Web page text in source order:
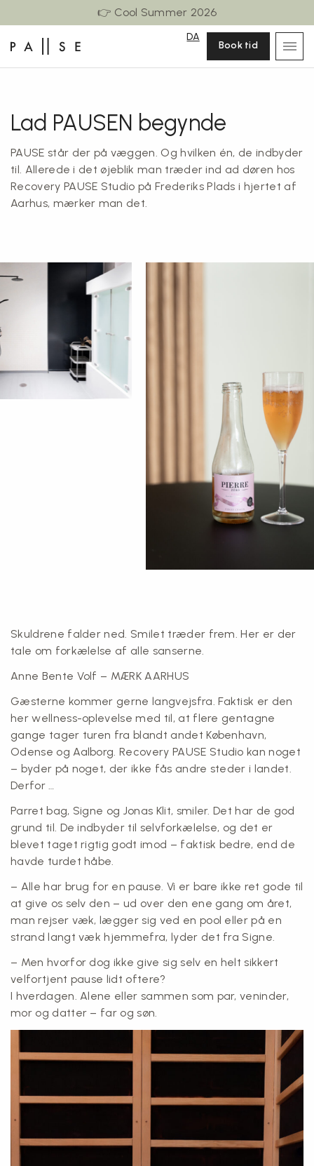
👉 Cool Summer 2026
DA
Book tid
Lad PAUSEN begynde
PAUSE står der på væggen. Og hvilken én, de indbyder
til. Allerede i det øjeblik man træder ind ad døren hos
Recovery PAUSE Studio på Frederiks Plads i hjertet af
Aarhus, mærker man det.
Skuldrene falder ned. Smilet træder frem. Her er der
tale om forkælelse af alle sanserne.
Anne Bente Volf – MÆRK AARHUS
Gæsterne kommer gerne langvejsfra. Faktisk er den
her wellness-oplevelse med til, at flere gentagne
gange tager turen fra blandt andet København,
Odense og Aalborg. Recovery PAUSE Studio kan noget
– byder på noget, der ikke fås andre steder i landet.
Derfor …
Parret bag, Signe og Jonas Klit, smiler. Det har de god
grund til. De indbyder til selvforkælelse, og det er
blevet taget rigtig godt imod – faktisk bedre, end de
havde turdet håbe.
– Alle har brug for en pause. Vi er bare ikke ret gode til
at give os selv den – ud over den ene gang om året,
man rejser væk, lægger sig ved en pool eller på en
strand langt væk hjemmefra, lyder det fra Signe.
– Men hvorfor dog ikke give sig selv en helt sikkert
velfortjent pause lidt oftere?
I hverdagen. Alene eller sammen som par, veninder,
mor og datter – far og søn.